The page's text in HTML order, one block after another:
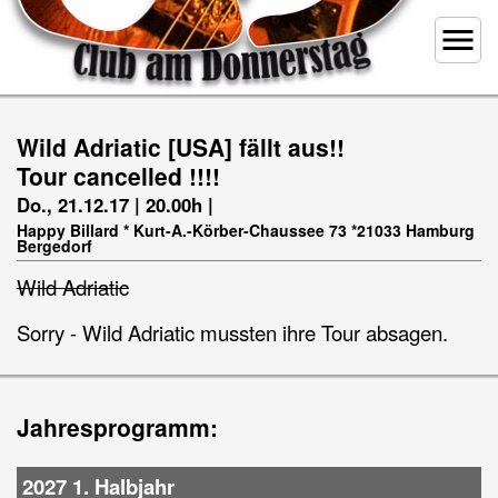
menu
Wild Adriatic [USA] fällt aus!!
Tour cancelled !!!!
Do., 21.12.17 | 20.00h |
Happy Billard * Kurt-A.-Körber-Chaussee 73 *21033 Hamburg
Bergedorf
Wild Adriatic
Sorry - Wild Adriatic mussten ihre Tour absagen.
Jahresprogramm:
2027 1. Halbjahr